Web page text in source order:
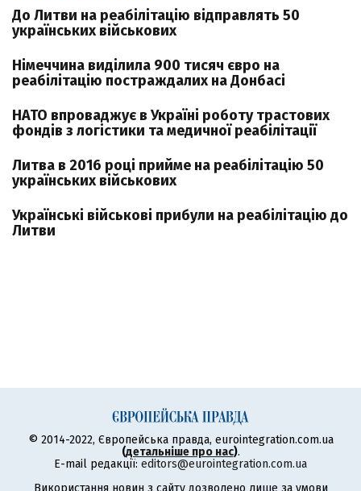
До Литви на реабілітацію відправлять 50
українських військових
Німеччина виділила 900 тисяч євро на
реабілітацію постраждалих на Донбасі
НАТО впроваджує в Україні роботу трастових
фондів з логістики та медичної реабілітації
Литва в 2016 році прийме на реабілітацію 50
українських військових
Українські військові прибули на реабілітацію до
Литви
© 2014-2022, Європейська правда, eurointegration.com.ua
(детальніше про нас).
E-mail редакції: editors@eurointegration.com.ua
Використання новин з сайту дозволено лише за умови